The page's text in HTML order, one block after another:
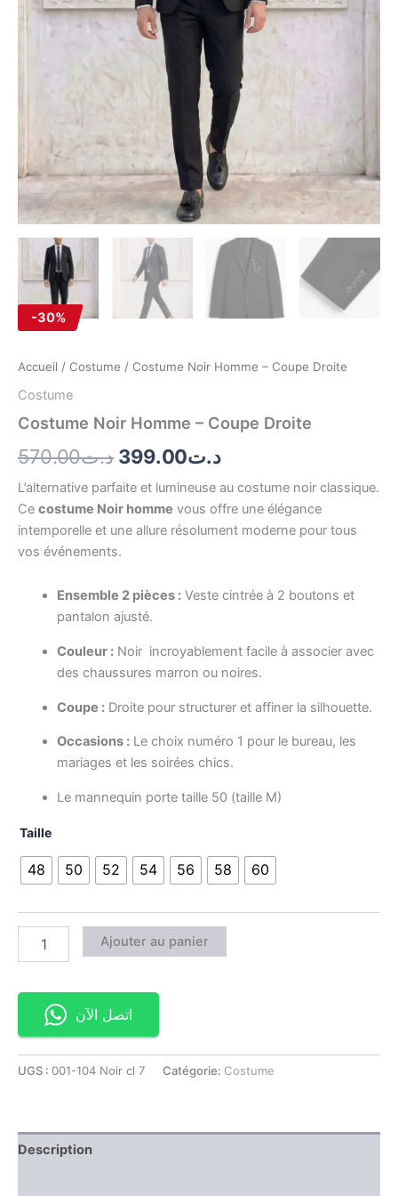
-30%
Accueil / Costume / Costume Noir Homme – Coupe Droite
Costume
Costume Noir Homme – Coupe Droite
د.ت570.00 د.ت399.00
L’alternative parfaite et lumineuse au costume noir classique.
Ce costume Noir homme vous offre une élégance
intemporelle et une allure résolument moderne pour tous
vos événements.
Ensemble 2 pièces :Veste cintrée à 2 boutons et
pantalon ajusté.
Couleur :Noir incroyablement facile à associer avec
des chaussures marron ou noires.
Coupe :Droite pour structurer et affiner la silhouette.
Occasions :Le choix numéro 1 pour le bureau, les
mariages et les soirées chics.
Le mannequin porte taille 50 (taille M)
Taille
48 50 52 54 56 58 60
Ajouter au panier
اتصل الآن
UGS : 001-104 Noir cl 7 Catégorie: Costume
Description